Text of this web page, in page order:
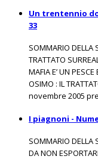
Un trentennio
33
SOMMARIO DELLA
TRATTATO
MAFIA E’ UN
OSIMO : IL
novembre 2005
I piagnoni -
SOMMARIO DELLA
DA NON